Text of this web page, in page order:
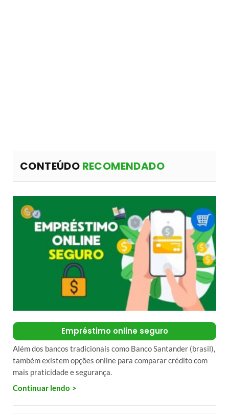
CONTEÚDO RECOMENDADO
Empréstimo online seguro
Além dos bancos tradicionais como Banco Santander (brasil),
também existem opções online para comparar crédito com
mais praticidade e segurança.
Continuar lendo